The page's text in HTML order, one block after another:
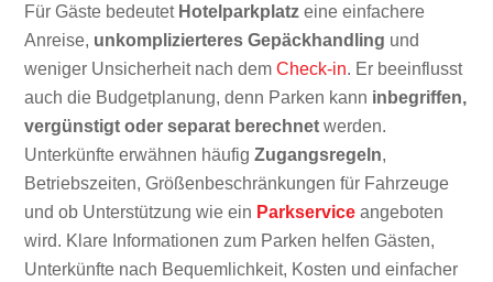
Für Gäste bedeutet Hotelparkplatz eine einfachere
Anreise, unkomplizierteres Gepäckhandling und
weniger Unsicherheit nach demCheck-in. Er beeinflusst
auch die Budgetplanung, denn Parken kann inbegriffen,
vergünstigt oder separat berechnet werden.
Unterkünfte erwähnen häufigZugangsregeln,
Betriebszeiten, Größenbeschränkungen für Fahrzeuge
und ob Unterstützung wie ein Parkservice angeboten
wird. Klare Informationen zum Parken helfen Gästen,
Unterkünfte nach Bequemlichkeit, Kosten und einfacher